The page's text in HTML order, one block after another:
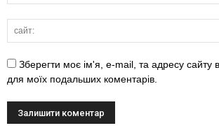
Зберегти моє ім'я, e-mail, та адресу сайту
для моїх подальших коментарів.